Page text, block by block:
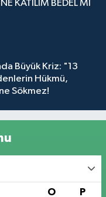
KATILIM BEDEL Mİ
Büyük Kriz: "13
Hükmü,
Sökmez!
O P